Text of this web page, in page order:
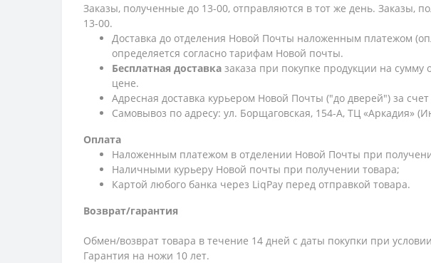
Заказы, полученные до 13-00, отправляются в тот же день.
13-00.
Доставка до отделения Новой Почты наложенным платежом
определяется согласно тарифам Новой почты.
Бесплатная доставка заказа при покупке продукции на сумму
цене.
Адресная доставка курьером Новой Почты ("до дверей") за
Самовывоз по адресу: ул. Борщаговская, 154-А, ТЦ «Аркадия»
Оплата
Наложенным платежом в отделении Новой Почты при
Наличными курьеру Новой почты при получении товара;
Картой любого банка через LiqPay перед отправкой товара.
Возврат/гарантия
Обмен/возврат товара в течение 14 дней с даты покупки при
Гарантия на ножи 10 лет.